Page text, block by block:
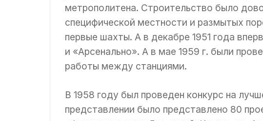
метрополитена. Строительство было
специфической местности и размытых
первые шахты. А в декабре 1951 года
и «Арсенально». А в мае 1959 г. были
работы между станциями.
В 1958 году был проведен конкурс на
представлении было представлено 80